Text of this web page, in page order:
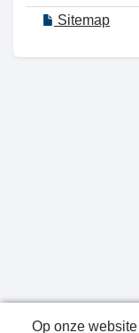
Sitemap
Op onze